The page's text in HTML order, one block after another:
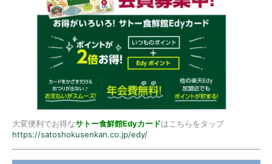
大変便利でお得なサトー食鮮館Edyカードはこちらをタップ
https://satoshokusenkan.co.jp/edy/